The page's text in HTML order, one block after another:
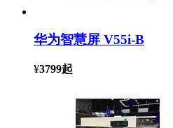
华为智慧屏 V55i-B
¥3799起